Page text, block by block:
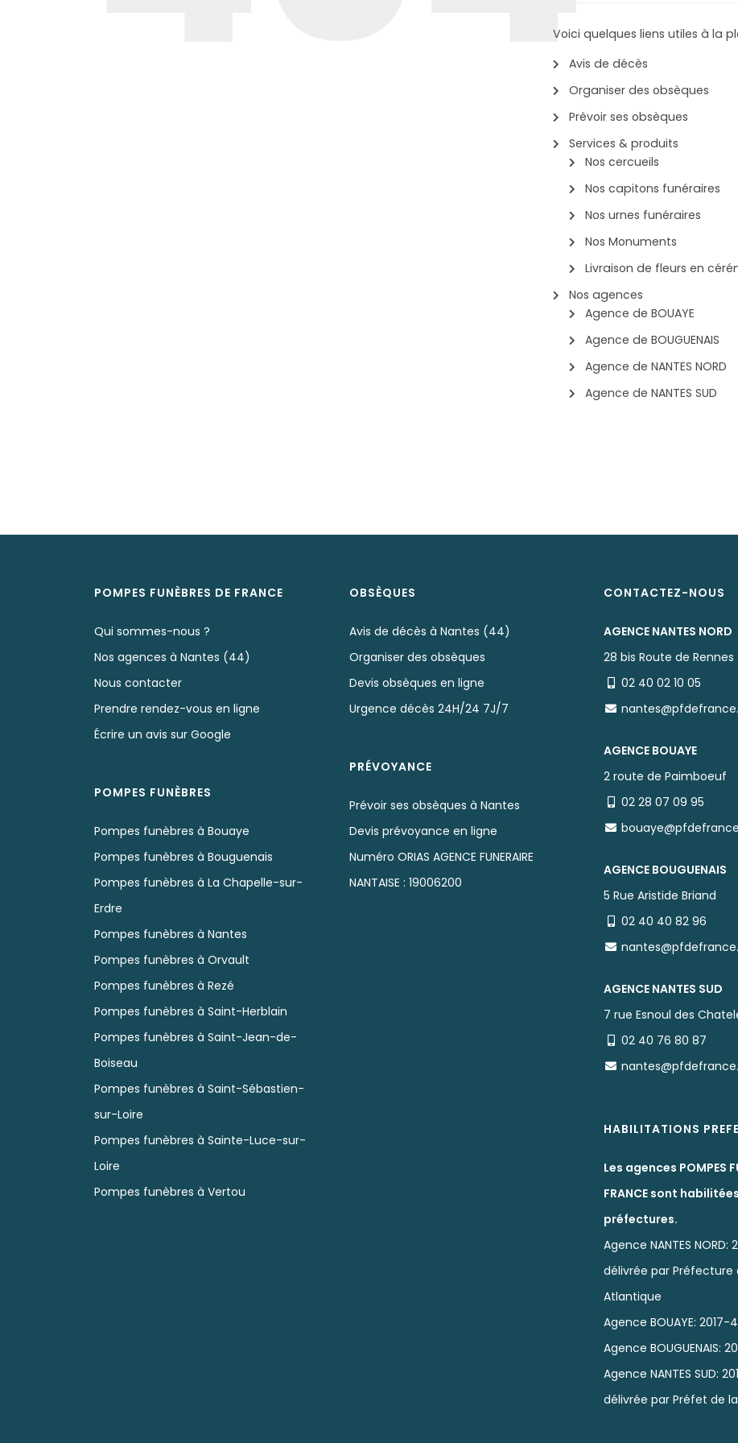
Voici quelques liens utiles à la
Avis de décès
Organiser des obsèques
Prévoir ses obsèques
Services & produits
Nos cercueils
Nos capitons funéraires
Nos urnes funéraires
Nos Monuments
Livraison de fleurs en
Nos agences
Agence de BOUAYE
Agence de BOUGUENAIS
Agence de NANTES NORD
Agence de NANTES SUD
POMPES FUNÈBRES DE FRANCE
Qui sommes-nous ?
Nos agences à Nantes (44)
Nous contacter
Prendre rendez-vous en ligne
Écrire un avis sur Google
POMPES FUNÈBRES
Pompes funèbres à Bouaye
Pompes funèbres à Bouguenais
Pompes funèbres à La Chapelle-sur-
Erdre
Pompes funèbres à Nantes
Pompes funèbres à Orvault
Pompes funèbres à Rezé
Pompes funèbres à Saint-Herblain
Pompes funèbres à Saint-Jean-de-
Boiseau
Pompes funèbres à Saint-Sébastien-
sur-Loire
Pompes funèbres à Sainte-Luce-sur-
Loire
Pompes funèbres à Vertou
OBSÈQUES
Avis de décès à Nantes (44)
Organiser des obsèques
Devis obsèques en ligne
Urgence décès 24H/24 7J/7
PRÉVOYANCE
Prévoir ses obsèques à Nantes
Devis prévoyance en ligne
Numéro ORIAS AGENCE FUNERAIRE
NANTAISE : 19006200
CONTACTEZ-NOUS
AGENCE NANTES NORD
28 bis Route de
02 40 02 10 05
AGENCE BOUAYE
2 route de Paimboeuf
02 28 07 09 95
AGENCE BOUGUENAIS
5 Rue Aristide Briand
02 40 40 82 96
AGENCE NANTES SUD
7 rue Esnoul des
02 40 76 80 87
HABILITATIONS
Les agences POMPES
FRANCE sont
préfectures.
Agence NANTES
délivrée par Préfecture
Atlantique
Agence BOUAYE: 2017-
Agence BOUGUENAIS:
Agence NANTES SUD:
délivrée par Préfet de